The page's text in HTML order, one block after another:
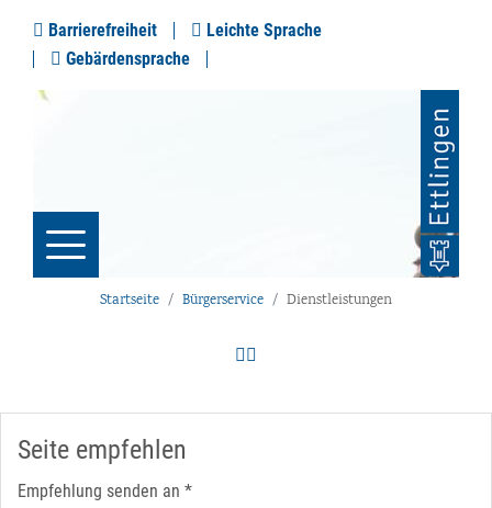
Barrierefreiheit
Leichte Sprache
Gebärdensprache
Startseite Bürgerservice Dienstleistungen
Seite empfehlen
Empfehlung senden an *